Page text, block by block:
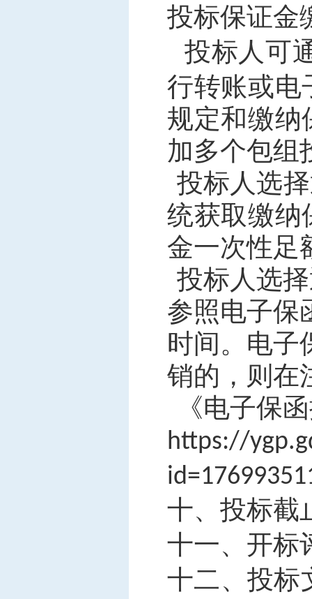
投标保证金
投标人可
行转账或电
规定和缴纳
加多个包组
投标人选
统获取缴纳
金一次性足
投标人选
参照电子保
时间。电子
销的，则在
《电子保
https://
十、投标截
十一、开标
十二、投标